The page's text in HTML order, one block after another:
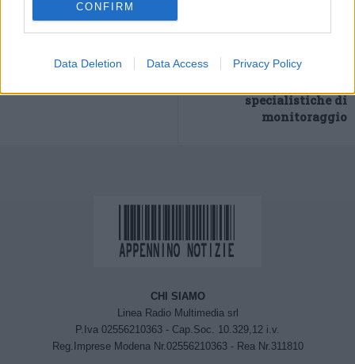
CONFIRM
Data Deletion Data Access Privacy Policy
Previous article
Artolè 2021, sfilata contro
Coronavirus, per chi è
ticket fino a maggio 2023
specialistiche di
monitoraggio
CHI SIAMO
Linea Radio Multimedia srl
P.Iva 02556210363 - Cap.Soc. 10.329,12 i.v.
Reg.Imprese Modena Nr.02556210363 - Rea Nr.311810